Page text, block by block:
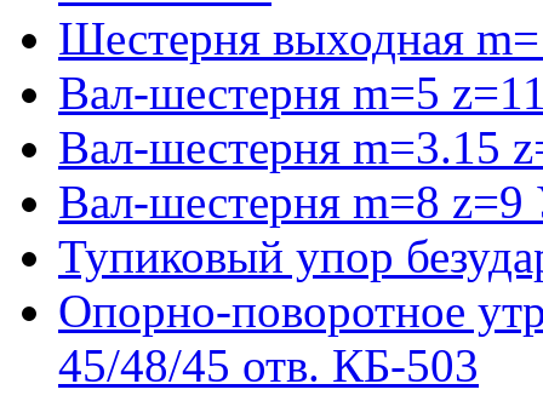
Шестерня выходная
Вал-шестерня m=5
Вал-шестерня m=3.15
Вал-шестерня m=8
Тупиковый упор
Опорно-поворотное
45/48/45 отв. КБ-503